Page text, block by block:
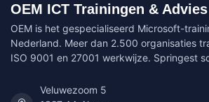
OEM ICT Trainingen & Advies
OEM is het gespecialiseerd Microsoft-
Nederland. Meer dan 2.500 organisaties
ISO 9001 en 27001 werkwijze. Springest
Veluwezoom 5